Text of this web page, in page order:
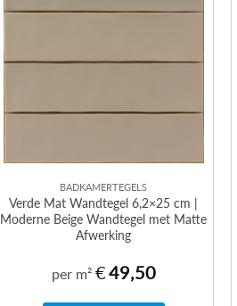
BADKAMERTEGELS
Verde Mat Wandtegel 6,2×25 cm |
Moderne Beige Wandtegel met Matte
Afwerking
per m² €49,50